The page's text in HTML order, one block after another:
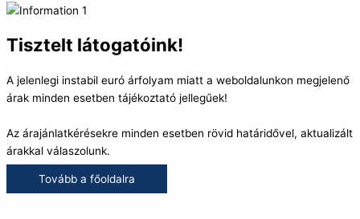
Tisztelt látogatóink!
A jelenlegi instabil euró árfolyam miatt a weboldalunkon megjelenő
árak minden esetben tájékoztató jellegűek!
Az árajánlatkérésekre minden esetben rövid határidővel, aktualizált
árakkal válaszolunk.
Tovább a főoldalra